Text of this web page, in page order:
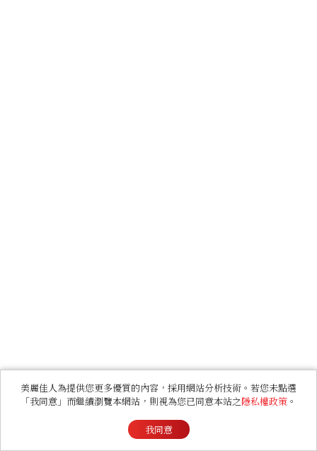
美麗佳人為提供您更多優質的內容，採用網站分析技術。若您未點選
「我同意」而繼續瀏覽本網站，則視為您已同意本站之隱私權政策 。
我同意